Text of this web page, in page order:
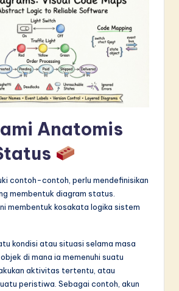
Anatomis
contoh-contoh, perlu mendefinisikan
membentuk diagram status.
membentuk kosakata logika sistem
kondisi atau situasi selama masa
di mana ia memenuhi suatu
aktivitas tertentu, atau
peristiwa. Sebagai contoh, akun